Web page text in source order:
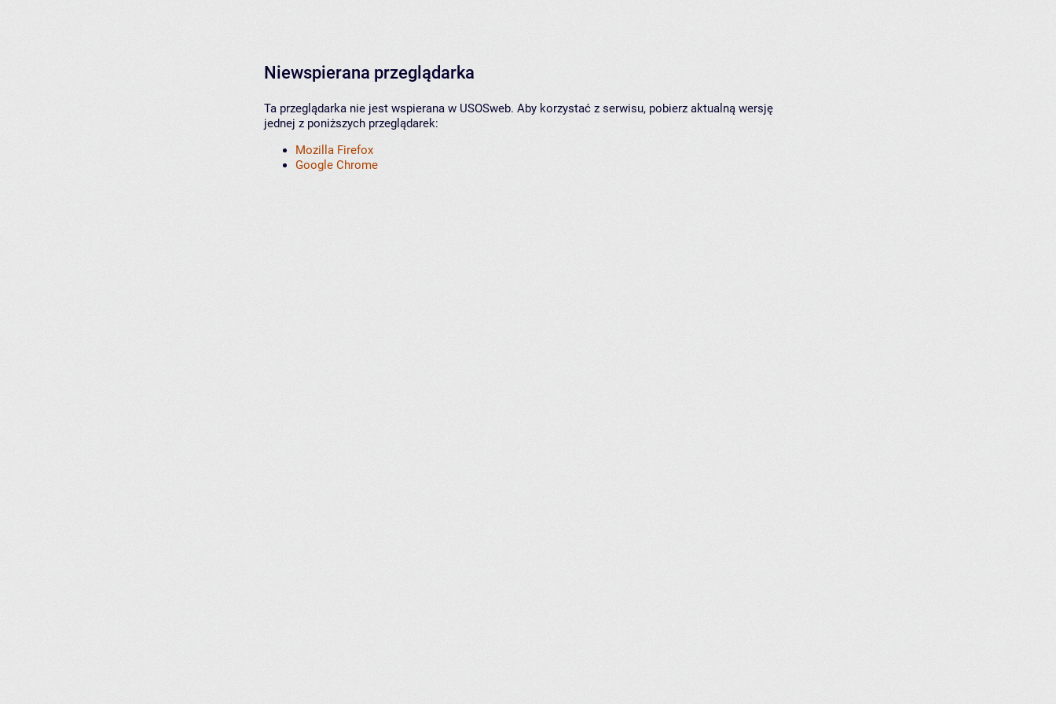
Niewspierana przeglądarka
Ta przeglądarka nie jest wspierana w USOSweb. Aby korzystać z serwisu, pobierz aktualną wersję
jednej z poniższych przeglądarek:
Mozilla Firefox
Google Chrome